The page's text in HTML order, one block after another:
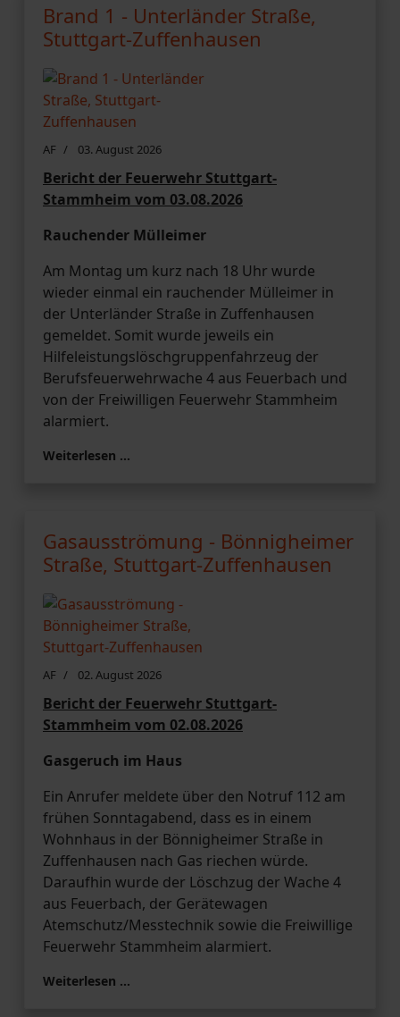
Brand 1 - Unterländer Straße,
Stuttgart-Zuffenhausen
AF 03. August 2026
Bericht der Feuerwehr Stuttgart-
Stammheim vom 03.08.2026
Rauchender Mülleimer
Am Montag um kurz nach 18 Uhr wurde
wieder einmal ein rauchender Mülleimer in
der Unterländer Straße in Zuffenhausen
gemeldet. Somit wurde jeweils ein
Hilfeleistungslöschgruppenfahrzeug der
Berufsfeuerwehrwache 4 aus Feuerbach und
von der Freiwilligen Feuerwehr Stammheim
alarmiert.
Weiterlesen …
Gasausströmung - Bönnigheimer
Straße, Stuttgart-Zuffenhausen
AF 02. August 2026
Bericht der Feuerwehr Stuttgart-
Stammheim vom 02.08.2026
Gasgeruch im Haus
Ein Anrufer meldete über den Notruf 112 am
frühen Sonntagabend, dass es in einem
Wohnhaus in der Bönnigheimer Straße in
Zuffenhausen nach Gas riechen würde.
Daraufhin wurde der Löschzug der Wache 4
aus Feuerbach, der Gerätewagen
Atemschutz/Messtechnik sowie die Freiwillige
Feuerwehr Stammheim alarmiert.
Weiterlesen …